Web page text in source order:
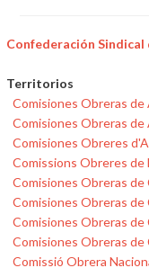
Confederación
Territorios
Comisiones Obreras de
Comisiones Obreras de
Comisiones Obreres
Comissions Obreres de
Comisiones Obreras de
Comisiones Obreras de
Comisiones Obreras de
Comisiones Obreras de
Comissió Obrera